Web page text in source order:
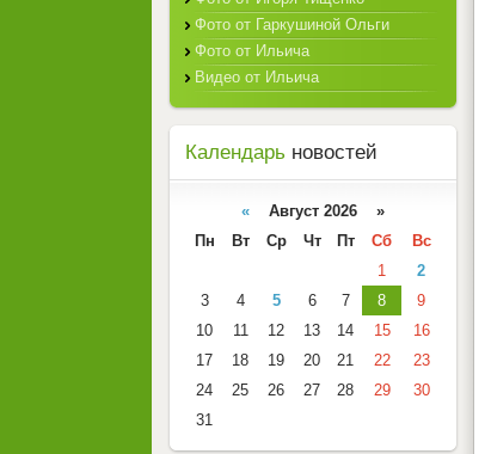
Фото от Гаркушиной Ольги
Фото от Ильича
Видео от Ильича
Календарь новостей
« Август 2026 »
Пн
Вт Ср Чт Пт Сб
Вс
1
2
3
4 5 6 7 8
9
10
11 12 13 14 15
16
17
18 19 20 21 22
23
24
25 26 27 28 29
30
31